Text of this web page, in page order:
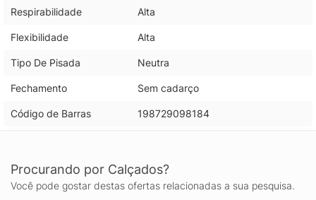
Respirabilidade Alta
Flexibilidade Alta
Tipo De Pisada Neutra
Fechamento Sem cadarço
Código de Barras 198729098184
Procurando por Calçados?
Você pode gostar destas ofertas relacionadas a sua pesquisa.